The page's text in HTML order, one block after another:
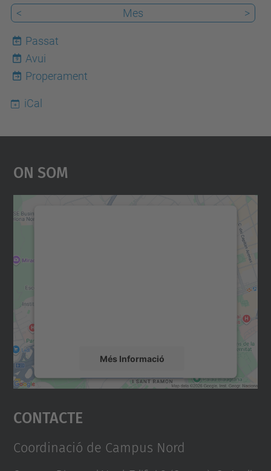
<
Mes >
Passat
9
Avui
Properament
iCal
On Som
Més Informació
Accepta
powered by
Contacte
Coordinació de Campus Nord